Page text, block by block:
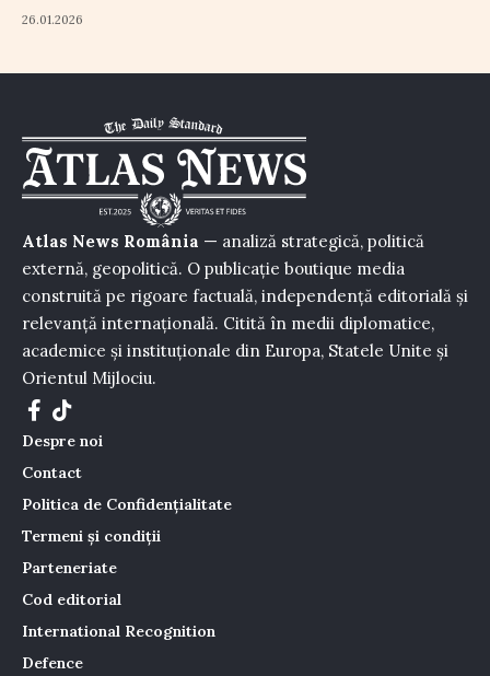
26.01.2026
Atlas News România — analiză strategică, politică
externă, geopolitică. O publicație boutique media
construită pe rigoare factuală, independență editorială și
relevanță internațională. Citită în medii diplomatice,
academice și instituționale din Europa, Statele Unite și
Orientul Mijlociu.
Despre noi
Contact
Politica de Confidențialitate
Termeni și condiții
Parteneriate
Cod editorial
International Recognition
Defence